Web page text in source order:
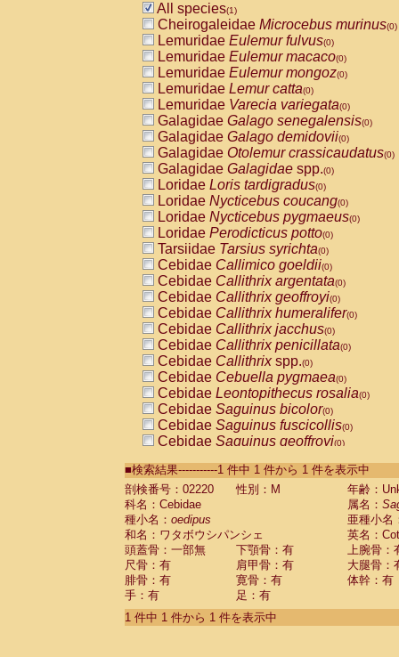
All species(1)
Cheirogaleidae Microcebus murinus(0)
Lemuridae Eulemur fulvus(0)
Lemuridae Eulemur macaco(0)
Lemuridae Eulemur mongoz(0)
Lemuridae Lemur catta(0)
Lemuridae Varecia variegata(0)
Galagidae Galago senegalensis(0)
Galagidae Galago demidovii(0)
Galagidae Otolemur crassicaudatus(0)
Galagidae Galagidae spp.(0)
Loridae Loris tardigradus(0)
Loridae Nycticebus coucang(0)
Loridae Nycticebus pygmaeus(0)
Loridae Perodicticus potto(0)
Tarsiidae Tarsius syrichta(0)
Cebidae Callimico goeldii(0)
Cebidae Callithrix argentata(0)
Cebidae Callithrix geoffroyi(0)
Cebidae Callithrix humeralifer(0)
Cebidae Callithrix jacchus(0)
Cebidae Callithrix penicillata(0)
Cebidae Callithrixspp.(0)
Cebidae Cebuella pygmaea(0)
Cebidae Leontopithecus rosalia(0)
Cebidae Saguinus bicolor(0)
Cebidae Saguinus fuscicollis(0)
Cebidae Saguinus geoffroyi(0)
CebidaeSaguinus labiatus(0)
Cebidae Saguinus leucopus (0)
Cebidae
Cebidae
CebidaeSaguinus nigricollis (0)
Cebidae Saguinus oedipus
Cebidae Saguinus weddelli
Cebidae Saguinusspp.
Cebidae Aotus trivirgatus
Cebidae Cebus albifrons
■検索結果-----------1 件中 1 件から 1 件を表示中
剖検番号：02220
性別：M
年齢：
科名：Cebidae
属名：
種小名： oedipus
亜種小名
和名：ワタボウシパンシェ
英名：
頭蓋骨：一部無
下顎骨：有
上腕骨：
尺骨：有
肩甲骨：有
大腿骨：
腓骨：有
寛骨：有
体幹：有
手：有
足：有
1 件中 1 件から 1 件を表示中